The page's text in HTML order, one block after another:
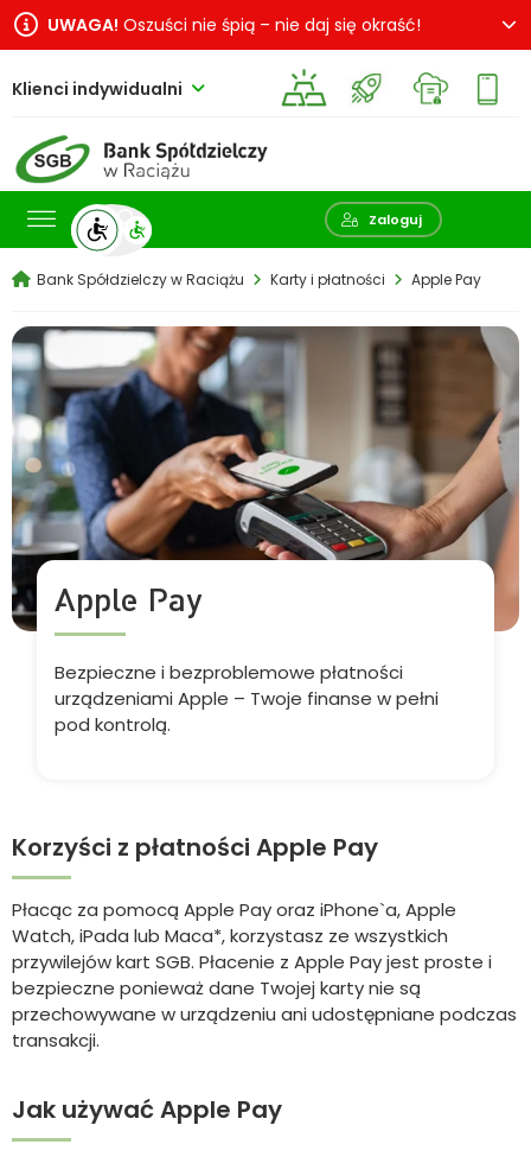
UWAGA! Oszuści nie śpią – nie daj się okraść!
Klienci indywidualni
Zaloguj
Pokaż wyszukiwarkę
Bank Spółdzielczy w Raciążu Karty i płatności Apple Pay
Apple Pay
Bezpieczne i bezproblemowe płatności
urządzeniami Apple – Twoje finanse w pełni
pod kontrolą.
Korzyści z płatności Apple Pay
Płacąc za pomocą Apple Pay oraz iPhone`a, Apple
Watch, iPada lub Maca*, korzystasz ze wszystkich
przywilejów kart SGB. Płacenie z Apple Pay jest proste i
bezpieczne ponieważ dane Twojej karty nie są
przechowywane w urządzeniu ani udostępniane podczas
transakcji.
Jak używać Apple Pay